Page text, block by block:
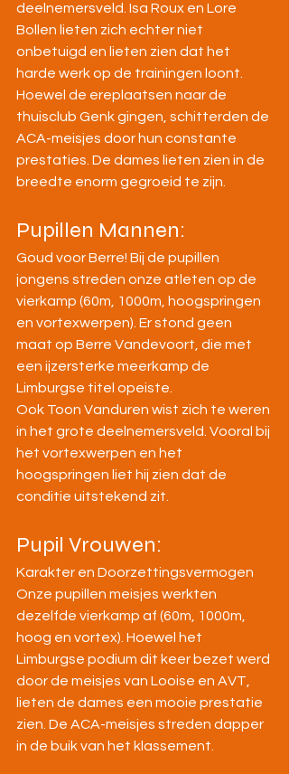
deelnemersveld. Isa Roux en Lore
Bollen lieten zich echter niet
onbetuigd en lieten zien dat het
harde werk op de trainingen loont.
Hoewel de ereplaatsen naar de
thuisclub Genk gingen, schitterden de
ACA-meisjes door hun constante
prestaties. De dames lieten zien in de
breedte enorm gegroeid te zijn.
Pupillen Mannen:
Goud voor Berre! Bij de pupillen
jongens streden onze atleten op de
vierkamp (60m, 1000m, hoogspringen
en vortexwerpen). Er stond geen
maat op Berre Vandevoort, die met
een ijzersterke meerkamp de
Limburgse titel opeiste.
Ook Toon Vanduren wist zich te weren
in het grote deelnemersveld. Vooral bij
het vortexwerpen en het
hoogspringen liet hij zien dat de
conditie uitstekend zit.
Pupil Vrouwen:
Karakter en Doorzettingsvermogen
Onze pupillen meisjes werkten
dezelfde vierkamp af (60m, 1000m,
hoog en vortex). Hoewel het
Limburgse podium dit keer bezet werd
door de meisjes van Looise en AVT,
lieten de dames een mooie prestatie
zien. De ACA-meisjes streden dapper
in de buik van het klassement.